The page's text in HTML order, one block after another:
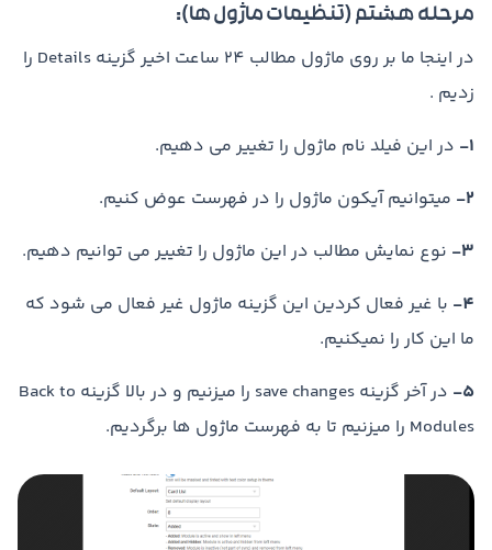
مرحله هشتم (تنظیمات ماژول ها):
در اینجا ما بر روی ماژول مطالب 24 ساعت اخیر گزینه Details را
زدیم .
1- در این فیلد نام ماژول را تغییر می دهیم.
2- میتوانیم آیکون ماژول را در فهرست عوض کنیم.
3- نوع نمایش مطالب در این ماژول را تغییر می توانیم دهیم.
4- با غیر فعال کردین این گزینه ماژول غیر فعال می شود که
ما این کار را نمیکنیم.
5-
در آخر گزینه save changes را میزنیم و در بالا گزینه Back to
Modules را میزنیم تا به فهرست ماژول ها برگردیم.